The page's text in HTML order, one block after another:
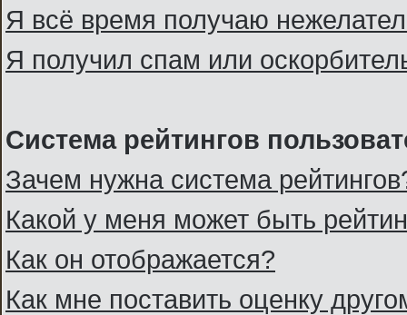
Я всё время получаю
Я получил спам или
Система рейтингов
Зачем нужна система
Какой у меня может быть
Как он отображается?
Как мне поставить оценку